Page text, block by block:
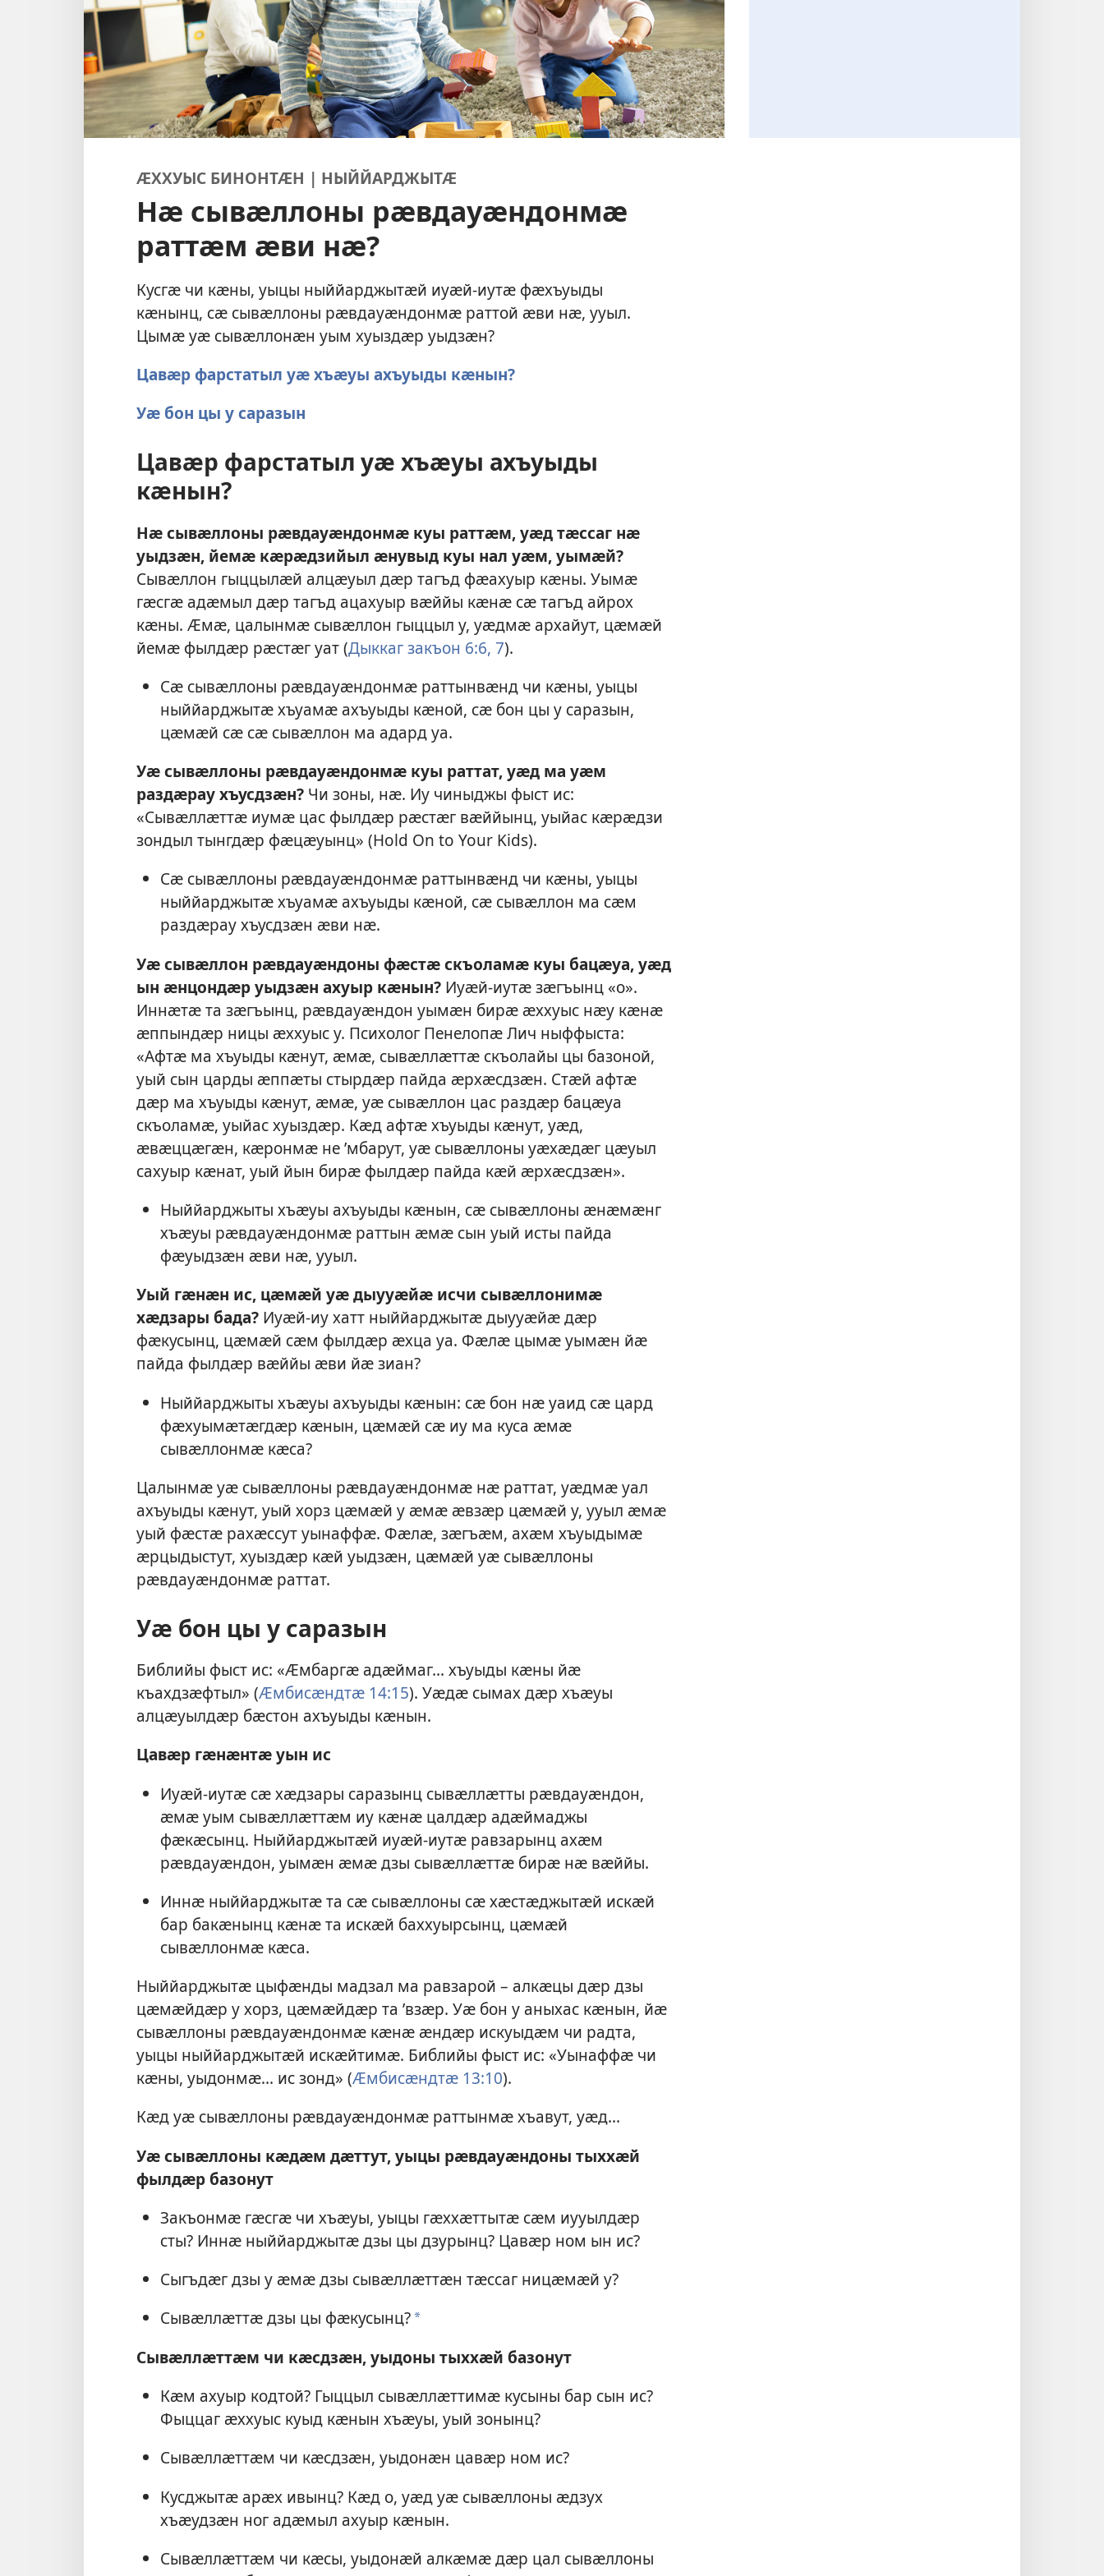
ӔХХУЫС БИНОНТӔН | НЫЙЙАРДЖЫТӔ
Нӕ сывӕллоны рӕвдауӕндонмӕ
раттӕм ӕви нӕ?
Кусгӕ чи кӕны, уыцы ныййарджытӕй иуӕй-иутӕ фӕхъуыды
кӕнынц, сӕ сывӕллоны рӕвдауӕндонмӕ раттой ӕви нӕ, ууыл.
Цымӕ уӕ сывӕллонӕн уым хуыздӕр уыдзӕн?
Цавӕр фарстатыл уӕ хъӕуы ахъуыды кӕнын?
Уӕ бон цы у саразын
Цавӕр фарстатыл уӕ хъӕуы ахъуыды
кӕнын?
Нӕ сывӕллоны рӕвдауӕндонмӕ куы раттӕм, уӕд тӕссаг нӕ
уыдзӕн, йемӕ кӕрӕдзийыл ӕнувыд куы нал уӕм, уымӕй?
Сывӕллон гыццылӕй алцӕуыл дӕр тагъд фӕахуыр кӕны. Уымӕ
гӕсгӕ адӕмыл дӕр тагъд ацахуыр вӕййы кӕнӕ сӕ тагъд айрох
кӕны. Ӕмӕ, цалынмӕ сывӕллон гыццыл у, уӕдмӕ архайут, цӕмӕй
йемӕ фылдӕр рӕстӕг уат (Дыккаг закъон 6:6, 7).
Сӕ сывӕллоны рӕвдауӕндонмӕ раттынвӕнд чи кӕны, уыцы
ныййарджытӕ хъуамӕ ахъуыды кӕной, сӕ бон цы у саразын,
цӕмӕй сӕ сӕ сывӕллон ма адард уа.
Уӕ сывӕллоны рӕвдауӕндонмӕ куы раттат, уӕд ма уӕм
раздӕрау хъусдзӕн? Чи зоны, нӕ. Иу чиныджы фыст ис:
«Сывӕллӕттӕ иумӕ цас фылдӕр рӕстӕг вӕййынц, уыйас кӕрӕдзи
зондыл тынгдӕр фӕцӕуынц» (Hold On to Your Kids).
Сӕ сывӕллоны рӕвдауӕндонмӕ раттынвӕнд чи кӕны, уыцы
ныййарджытӕ хъуамӕ ахъуыды кӕной, сӕ сывӕллон ма сӕм
раздӕрау хъусдзӕн ӕви нӕ.
Уӕ сывӕллон рӕвдауӕндоны фӕстӕ скъоламӕ куы бацӕуа, уӕд
ын ӕнцондӕр уыдзӕн ахуыр кӕнын? Иуӕй-иутӕ зӕгъынц «о».
Иннӕтӕ та зӕгъынц, рӕвдауӕндон уымӕн бирӕ ӕххуыс нӕу кӕнӕ
ӕппындӕр ницы ӕххуыс у. Психолог Пенелопӕ Лич ныффыста:
«Афтӕ ма хъуыды кӕнут, ӕмӕ, сывӕллӕттӕ скъолайы цы базоной,
уый сын царды ӕппӕты стырдӕр пайда ӕрхӕсдзӕн. Стӕй афтӕ
дӕр ма хъуыды кӕнут, ӕмӕ, уӕ сывӕллон цас раздӕр бацӕуа
скъоламӕ, уыйас хуыздӕр. Кӕд афтӕ хъуыды кӕнут, уӕд,
ӕвӕццӕгӕн, кӕронмӕ не ’мбарут, уӕ сывӕллоны уӕхӕдӕг цӕуыл
сахуыр кӕнат, уый йын бирӕ фылдӕр пайда кӕй ӕрхӕсдзӕн».
Ныййарджыты хъӕуы ахъуыды кӕнын, сӕ сывӕллоны ӕнӕмӕнг
хъӕуы рӕвдауӕндонмӕ раттын ӕмӕ сын уый исты пайда
фӕуыдзӕн ӕви нӕ, ууыл.
Уый гӕнӕн ис, цӕмӕй уӕ дыууӕйӕ исчи сывӕллонимӕ
хӕдзары бада? Иуӕй-иу хатт ныййарджытӕ дыууӕйӕ дӕр
фӕкусынц, цӕмӕй сӕм фылдӕр ӕхца уа. Фӕлӕ цымӕ уымӕн йӕ
пайда фылдӕр вӕййы ӕви йӕ зиан?
Ныййарджыты хъӕуы ахъуыды кӕнын: сӕ бон нӕ уаид сӕ цард
фӕхуымӕтӕгдӕр кӕнын, цӕмӕй сӕ иу ма куса ӕмӕ
сывӕллонмӕ кӕса?
Цалынмӕ уӕ сывӕллоны рӕвдауӕндонмӕ нӕ раттат, уӕдмӕ уал
ахъуыды кӕнут, уый хорз цӕмӕй у ӕмӕ ӕвзӕр цӕмӕй у, ууыл ӕмӕ
уый фӕстӕ рахӕссут уынаффӕ. Фӕлӕ, зӕгъӕм, ахӕм хъуыдымӕ
ӕрцыдыстут, хуыздӕр кӕй уыдзӕн, цӕмӕй уӕ сывӕллоны
рӕвдауӕндонмӕ раттат.
Уӕ бон цы у саразын
Библийы фыст ис: «Ӕмбаргӕ адӕймаг... хъуыды кӕны йӕ
къахдзӕфтыл» (Ӕмбисӕндтӕ 14:15). Уӕдӕ сымах дӕр хъӕуы
алцӕуылдӕр бӕстон ахъуыды кӕнын.
Цавӕр гӕнӕнтӕ уын ис
Иуӕй-иутӕ сӕ хӕдзары саразынц сывӕллӕтты рӕвдауӕндон,
ӕмӕ уым сывӕллӕттӕм иу кӕнӕ цалдӕр адӕймаджы
фӕкӕсынц. Ныййарджытӕй иуӕй-иутӕ равзарынц ахӕм
рӕвдауӕндон, уымӕн ӕмӕ дзы сывӕллӕттӕ бирӕ нӕ вӕййы.
Иннӕ ныййарджытӕ та сӕ сывӕллоны сӕ хӕстӕджытӕй искӕй
бар бакӕнынц кӕнӕ та искӕй баххуырсынц, цӕмӕй
сывӕллонмӕ кӕса.
Ныййарджытӕ цыфӕнды мадзал ма равзарой – алкӕцы дӕр дзы
цӕмӕйдӕр у хорз, цӕмӕйдӕр та ’взӕр. Уӕ бон у аныхас кӕнын, йӕ
сывӕллоны рӕвдауӕндонмӕ кӕнӕ ӕндӕр искуыдӕм чи радта,
уыцы ныййарджытӕй искӕйтимӕ. Библийы фыст ис: «Уынаффӕ чи
кӕны, уыдонмӕ... ис зонд» (Ӕмбисӕндтӕ 13:10).
Кӕд уӕ сывӕллоны рӕвдауӕндонмӕ раттынмӕ хъавут, уӕд...
Уӕ сывӕллоны кӕдӕм дӕттут, уыцы рӕвдауӕндоны тыххӕй
фылдӕр базонут
Закъонмӕ гӕсгӕ чи хъӕуы, уыцы гӕххӕттытӕ сӕм иууылдӕр
сты? Иннӕ ныййарджытӕ дзы цы дзурынц? Цавӕр ном ын ис?
Сыгъдӕг дзы у ӕмӕ дзы сывӕллӕттӕн тӕссаг ницӕмӕй у?
Сывӕллӕттӕ дзы цы фӕкусынц?a
Сывӕллӕттӕм чи кӕсдзӕн, уыдоны тыххӕй базонут
Кӕм ахуыр кодтой? Гыццыл сывӕллӕттимӕ кусыны бар сын ис?
Фыццаг ӕххуыс куыд кӕнын хъӕуы, уый зонынц?
Сывӕллӕттӕм чи кӕсдзӕн, уыдонӕн цавӕр ном ис?
Кусджытӕ арӕх ивынц? Кӕд о, уӕд уӕ сывӕллоны ӕдзух
хъӕудзӕн ног адӕмыл ахуыр кӕнын.
Сывӕллӕттӕм чи кӕсы, уыдонӕй алкӕмӕ дӕр цал сывӕллоны